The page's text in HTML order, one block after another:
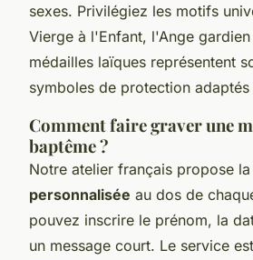
sexes. Privilégiez les motifs
Vierge à l'Enfant, l'Ange
médailles laïques représentent
symboles de protection adaptés
Comment faire graver une
baptême ?
Notre atelier français propose la
personnalisée au dos de
pouvez inscrire le prénom, la
un message court. Le service